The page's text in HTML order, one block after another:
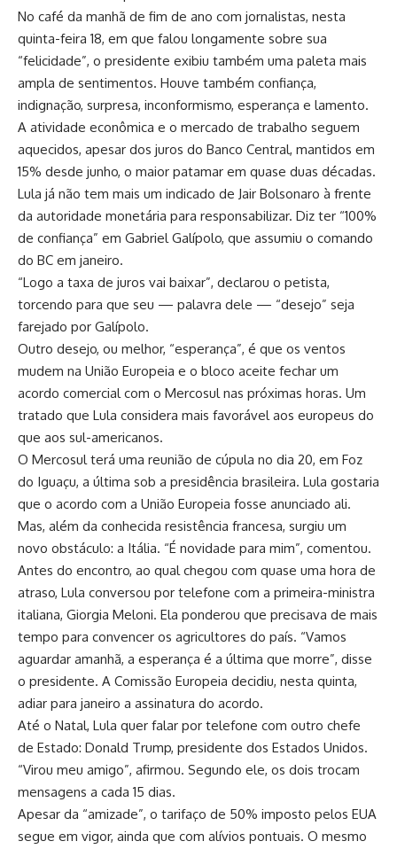
No café da manhã de fim de ano com jornalistas, nesta
quinta-feira 18, em que falou longamente sobre sua
“felicidade”, o presidente exibiu também uma paleta mais
ampla de sentimentos. Houve também confiança,
indignação, surpresa, inconformismo, esperança e lamento.
A atividade econômica e o mercado de trabalho seguem
aquecidos, apesar dos juros do Banco Central, mantidos em
15% desde junho, o maior patamar em quase duas décadas.
Lula já não tem mais um indicado de Jair Bolsonaro à frente
da autoridade monetária para responsabilizar. Diz ter “100%
de confiança” em Gabriel Galípolo, que assumiu o comando
do BC em janeiro.
“Logo a taxa de juros vai baixar”, declarou o petista,
torcendo para que seu — palavra dele — “desejo” seja
farejado por Galípolo.
Outro desejo, ou melhor, “esperança”, é que os ventos
mudem na União Europeia e o bloco aceite fechar um
acordo comercial com o Mercosul nas próximas horas. Um
tratado que Lula considera mais favorável aos europeus do
que aos sul-americanos.
O Mercosul terá uma reunião de cúpula no dia 20, em Foz
do Iguaçu, a última sob a presidência brasileira. Lula gostaria
que o acordo com a União Europeia fosse anunciado ali.
Mas, além da conhecida resistência francesa, surgiu um
novo obstáculo: a Itália. “É novidade para mim”, comentou.
Antes do encontro, ao qual chegou com quase uma hora de
atraso, Lula conversou por telefone com a primeira-ministra
italiana, Giorgia Meloni. Ela ponderou que precisava de mais
tempo para convencer os agricultores do país. “Vamos
aguardar amanhã, a esperança é a última que morre”, disse
o presidente. A Comissão Europeia decidiu, nesta quinta,
adiar para janeiro a assinatura do acordo.
Até o Natal, Lula quer falar por telefone com outro chefe
de Estado: Donald Trump, presidente dos Estados Unidos.
“Virou meu amigo”, afirmou. Segundo ele, os dois trocam
mensagens a cada 15 dias.
Apesar da “amizade”, o tarifaço de 50% imposto pelos EUA
segue em vigor, ainda que com alívios pontuais. O mesmo